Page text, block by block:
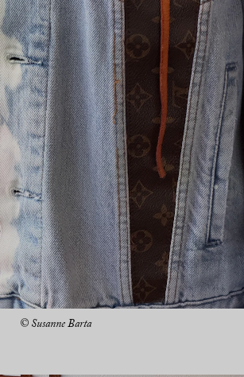
© Susanne Barta